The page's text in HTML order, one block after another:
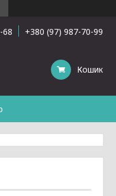
68 +380 (97) 987-70-99
Кошик